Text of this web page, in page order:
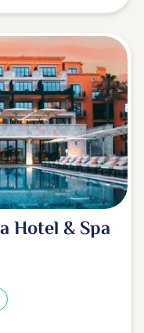
Hotel & Spa